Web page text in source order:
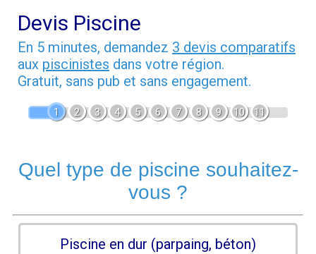
Devis Piscine
En 5 minutes, demandez 3 devis comparatifs
aux piscinistes dans votre région.
Gratuit, sans pub et sans engagement.
1 2 3 4 5 6 7 8 9 10 11
Quel type de piscine souhaitez-
vous ?
Piscine en dur (parpaing, béton)